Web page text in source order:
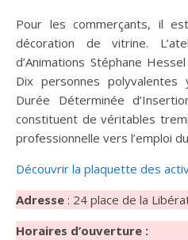
Pour les commerçants, il
décoration de vitrine.
d’Animations Stéphane
Dix personnes
Durée Déterminée
constituent de véritables
professionnelle vers l’emploi
Découvrir la plaquette des
Adresse : 24 place de la
Horaires d’ouverture :